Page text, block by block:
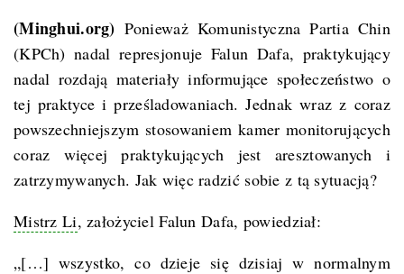
(Minghui.org) Ponieważ Komunistyczna Partia Chin
(KPCh) nadal represjonuje Falun Dafa, praktykujący
nadal rozdają materiały informujące społeczeństwo o
tej praktyce i prześladowaniach. Jednak wraz z coraz
powszechniejszym stosowaniem kamer monitorujących
coraz więcej praktykujących jest aresztowanych i
zatrzymywanych. Jak więc radzić sobie z tą sytuacją?
Mistrz Li, założyciel Falun Dafa, powiedział:
„[…] wszystko, co dzieje się dzisiaj w normalnym